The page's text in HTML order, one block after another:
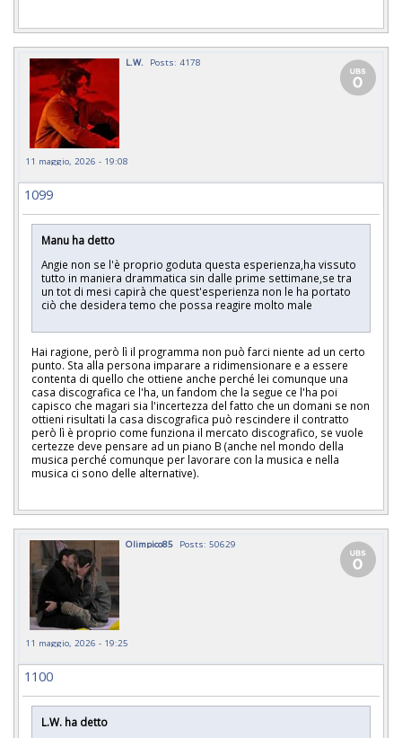
L.W. Posts: 4178
11 maggio, 2026 - 19:08
1099
Manu ha detto
Angie non se l'è proprio goduta questa esperienza,ha vissuto
tutto in maniera drammatica sin dalle prime settimane,se tra
un tot di mesi capirà che quest'esperienza non le ha portato
ciò che desidera temo che possa reagire molto male
Hai ragione, però lì il programma non può farci niente ad un certo
punto. Sta alla persona imparare a ridimensionare e a essere
contenta di quello che ottiene anche perché lei comunque una
casa discografica ce l'ha, un fandom che la segue ce l'ha poi
capisco che magari sia l'incertezza del fatto che un domani se non
ottieni risultati la casa discografica può rescindere il contratto
però lì è proprio come funziona il mercato discografico, se vuole
certezze deve pensare ad un piano B (anche nel mondo della
musica perché comunque per lavorare con la musica e nella
musica ci sono delle alternative).
Olimpico85 Posts: 50629
11 maggio, 2026 - 19:25
1100
L.W. ha detto